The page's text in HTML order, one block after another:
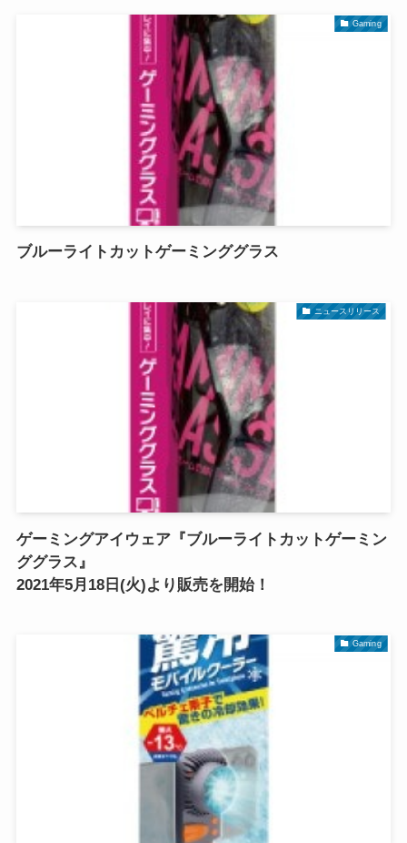
Gaming
ブルーライトカットゲーミンググラス
ニュースリリース
ゲーミングアイウェア『ブルーライトカットゲーミン
ググラス』
2021年5月18日(火)より販売を開始！
Gaming